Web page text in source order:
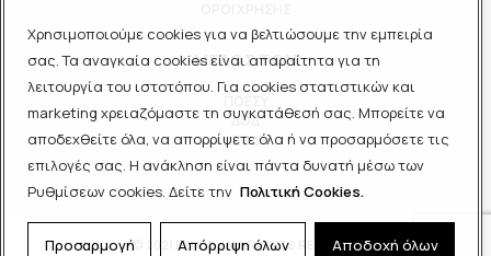
Χρησιμοποιούμε cookies για να βελτιώσουμε την εμπειρία
σας. Τα αναγκαία cookies είναι απαραίτητα για τη
λειτουργία του ιστοτόπου. Για cookies στατιστικών και
marketing χρειαζόμαστε τη συγκατάθεσή σας. Μπορείτε να
αποδεχθείτε όλα, να απορρίψετε όλα ή να προσαρμόσετε τις
επιλογές σας. Η ανάκληση είναι πάντα δυνατή μέσω των
Ρυθμίσεων cookies. Δείτε την Πολιτική Cookies.
Προσαρμογή Απόρριψη όλων Αποδοχή όλων
ΜΕΛΟΣ ΤΩΝ
ΔΟΔ
ΕΟΔ
© 2021 ΕΣΗΕΑ - ALL RIGHTS RESERVED